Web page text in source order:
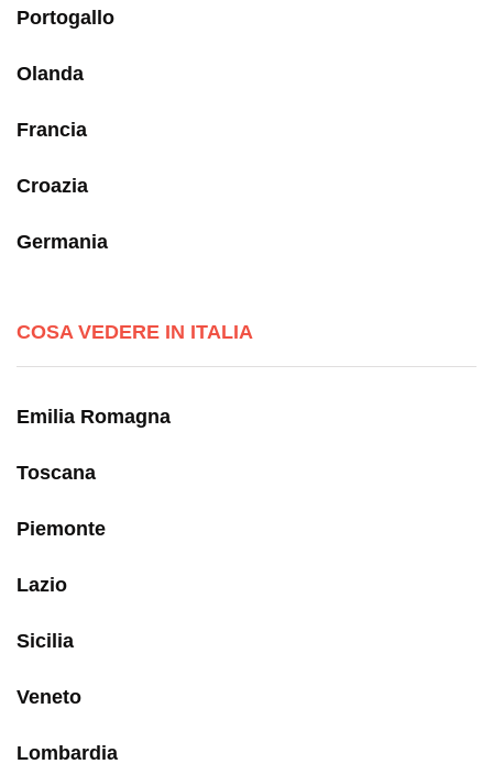
Portogallo
Olanda
Francia
Croazia
Germania
COSA VEDERE IN ITALIA
Emilia Romagna
Toscana
Piemonte
Lazio
Sicilia
Veneto
Lombardia